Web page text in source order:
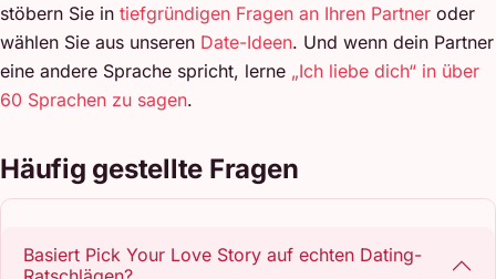
stöbern Sie in tiefgründigen Fragen an Ihren Partner oder
wählen Sie aus unseren Date-Ideen. Und wenn dein Partner
eine andere Sprache spricht, lerne „Ich liebe dich“ in über
60 Sprachen zu sagen.
Häufig gestellte Fragen
Basiert Pick Your Love Story auf echten Dating-